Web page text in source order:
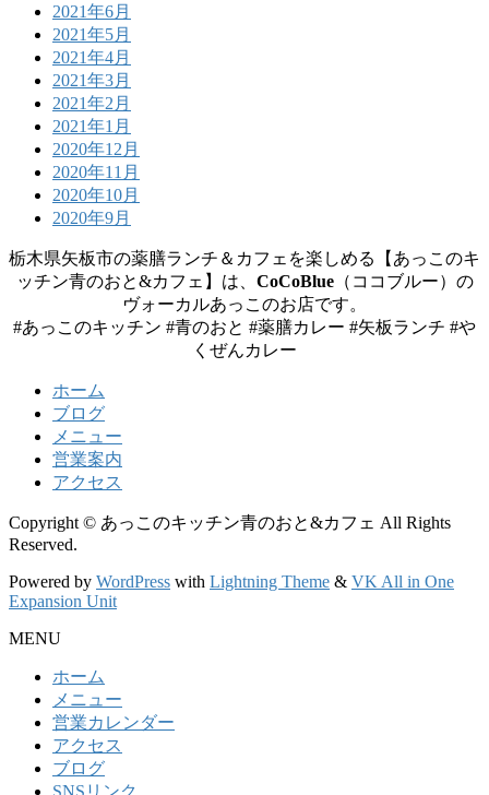
2021年6月
2021年5月
2021年4月
2021年3月
2021年2月
2021年1月
2020年12月
2020年11月
2020年10月
2020年9月
栃木県矢板市の薬膳ランチ＆カフェを楽しめる【あっこのキ
ッチン青のおと&カフェ】は、 CoCoBlue（ココブルー）の
ヴォーカルあっこのお店です。
#あっこのキッチン #青のおと #薬膳カレー #矢板ランチ #や
くぜんカレー
ホーム
ブログ
メニュー
営業案内
アクセス
Copyright © あっこのキッチン青のおと&カフェ All Rights
Reserved.
Powered by WordPress with Lightning Theme & VK All in One
Expansion Unit
MENU
ホーム
メニュー
営業カレンダー
アクセス
ブログ